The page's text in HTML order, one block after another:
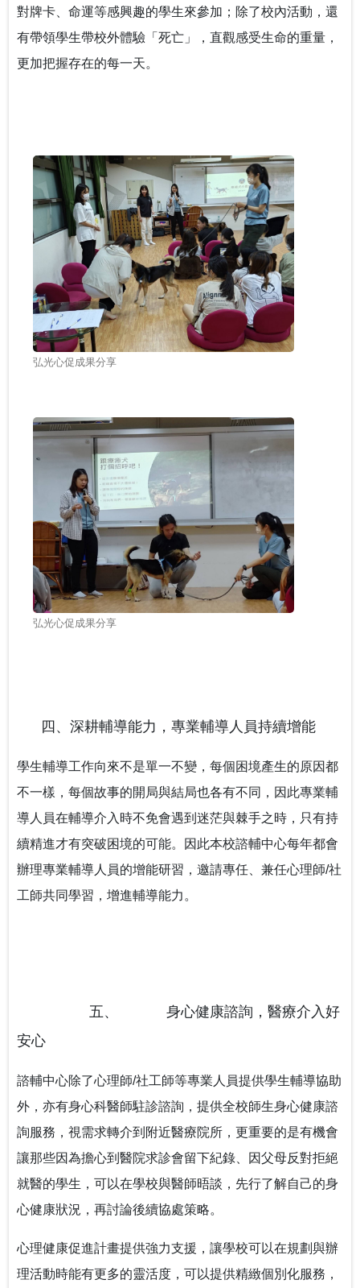
對牌卡、命運等感興趣的學生來參加；除了校內活動，還
有帶領學生帶校外體驗「死亡」，直觀感受生命的重量，
更加把握存在的每一天。
弘光心促成果分享
弘光心促成果分享
四、深耕輔導能力，專業輔導人員持續增能
學生輔導工作向來不是單一不變，每個困境產生的原因都
不一樣，每個故事的開局與結局也各有不同，因此專業輔
導人員在輔導介入時不免會遇到迷茫與棘手之時，只有持
續精進才有突破困境的可能。因此本校諮輔中心每年都會
辦理專業輔導人員的增能研習，邀請專任、兼任心理師/社
工師共同學習，增進輔導能力。
五、
身心健康諮詢，醫療介入好
安心
諮輔中心除了心理師/社工師等專業人員提供學生輔導協助
外，亦有身心科醫師駐診諮詢，提供全校師生身心健康諮
詢服務，視需求轉介到附近醫療院所，更重要的是有機會
讓那些因為擔心到醫院求診會留下紀錄、因父母反對拒絕
就醫的學生，可以在學校與醫師晤談，先行了解自己的身
心健康狀況，再討論後續協處策略。
心理健康促進計畫提供強力支援，讓學校可以在規劃與辦
理活動時能有更多的靈活度，可以提供精緻個別化服務，